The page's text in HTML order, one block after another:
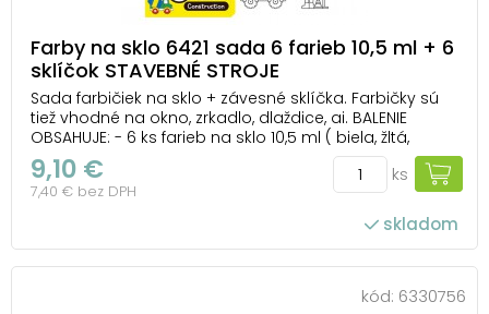
Farby na sklo 6421 sada 6 farieb 10,5 ml + 6
sklíčok STAVEBNÉ STROJE
Sada farbičiek na sklo + závesné sklíčka. Farbičky sú
tiež vhodné na okno, zrkadlo, dlaždice, ai. BALENIE
OBSAHUJE: - 6 ks farieb na sklo 10,5 ml ( biela, žltá,
oranžová, červená, modrá, zelená ) - 6 ks závesných
sklíčok ( stavebné stroje ) NÁVOD: 1. Vyfarbite sklíčka,
nechajte 12 hodín ...
9,10 €
7,40 € bez DPH
ks
skladom
kód: 6330756